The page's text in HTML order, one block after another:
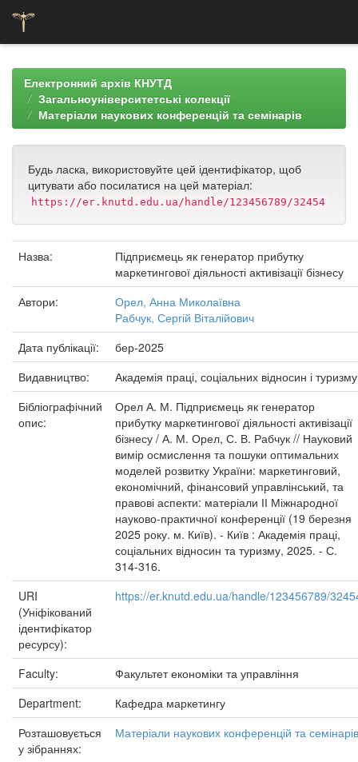
navigationЕлектронний архів КНУТД
Загальноуніверситетські колекції
Матеріали наукових конференцій та семінарів
Будь ласка, використовуйте цей ідентифікатор, щоб
цитувати або посилатися на цей матеріал:
https://er.knutd.edu.ua/handle/123456789/32454
Назва:
Підприємець як генератор прибутку
маркетингової діяльності активізації бізнесу
Автори:
Орел, Анна Миколаївна
Рабчук, Сергій Віталійович
Дата публікації:
бер-2025
Видавництво:
Академія праці, соціальних відносин і туризму
Бібліографічний
опис:
Орел А. М. Підприємець як генератор
прибутку маркетингової діяльності активізації
бізнесу / А. М. Орел, С. В. Рабчук // Науковий
вимір осмислення та пошуки оптимальних
моделей розвитку України: маркетинговий,
економічний, фінансовий управлінський, та
правові аспекти: матеріали ІІ Міжнародної
науково-практичної конференції (19 березня
2025 року. м. Київ). - Київ : Академія праці,
соціальних відносин та туризму, 2025. - С.
314-316.
URI
(Уніфікований
ідентифікатор
ресурсу):
https://er.knutd.edu.ua/handle/123456789/
Faculty:
Факультет економіки та управління
Department:
Кафедра маркетингу
Розташовується
у зібраннях:
Матеріали наукових конференцій та семінарів